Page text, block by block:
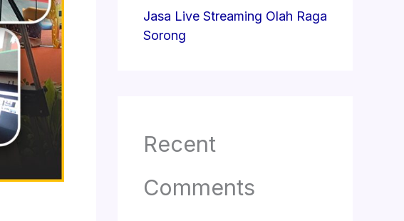
Jasa Live Streaming Olah Raga
Sorong
Recent
Comments